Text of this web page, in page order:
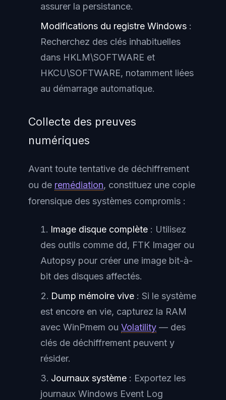
assurer la persistance.
Modifications du registre Windows :
Recherchez des clés inhabituelles
dans HKLM\SOFTWARE et
HKCU\SOFTWARE, notamment liées
au démarrage automatique.
Collecte des preuves
numériques
Avant toute tentative de déchiffrement
ou de remédiation, constituez une copie
forensique des systèmes compromis :
Image disque complète : Utilisez
des outils comme dd, FTK Imager ou
Autopsy pour créer une image bit-à-
bit des disques affectés.
Dump mémoire vive : Si le système
est encore en vie, capturez la RAM
avec WinPmem ou Volatility — des
clés de déchiffrement peuvent y
résider.
Journaux système : Exportez les
journaux Windows Event Log